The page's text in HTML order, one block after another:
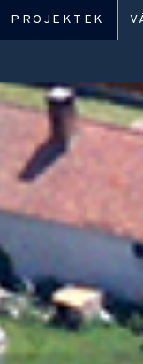
PROJEKTEK